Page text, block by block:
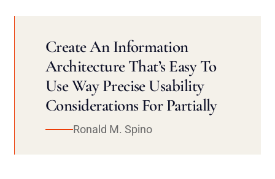
Create An Information
Architecture That’s Easy To
Use Way Precise Usability
Considerations For Partially
Ronald M. Spino